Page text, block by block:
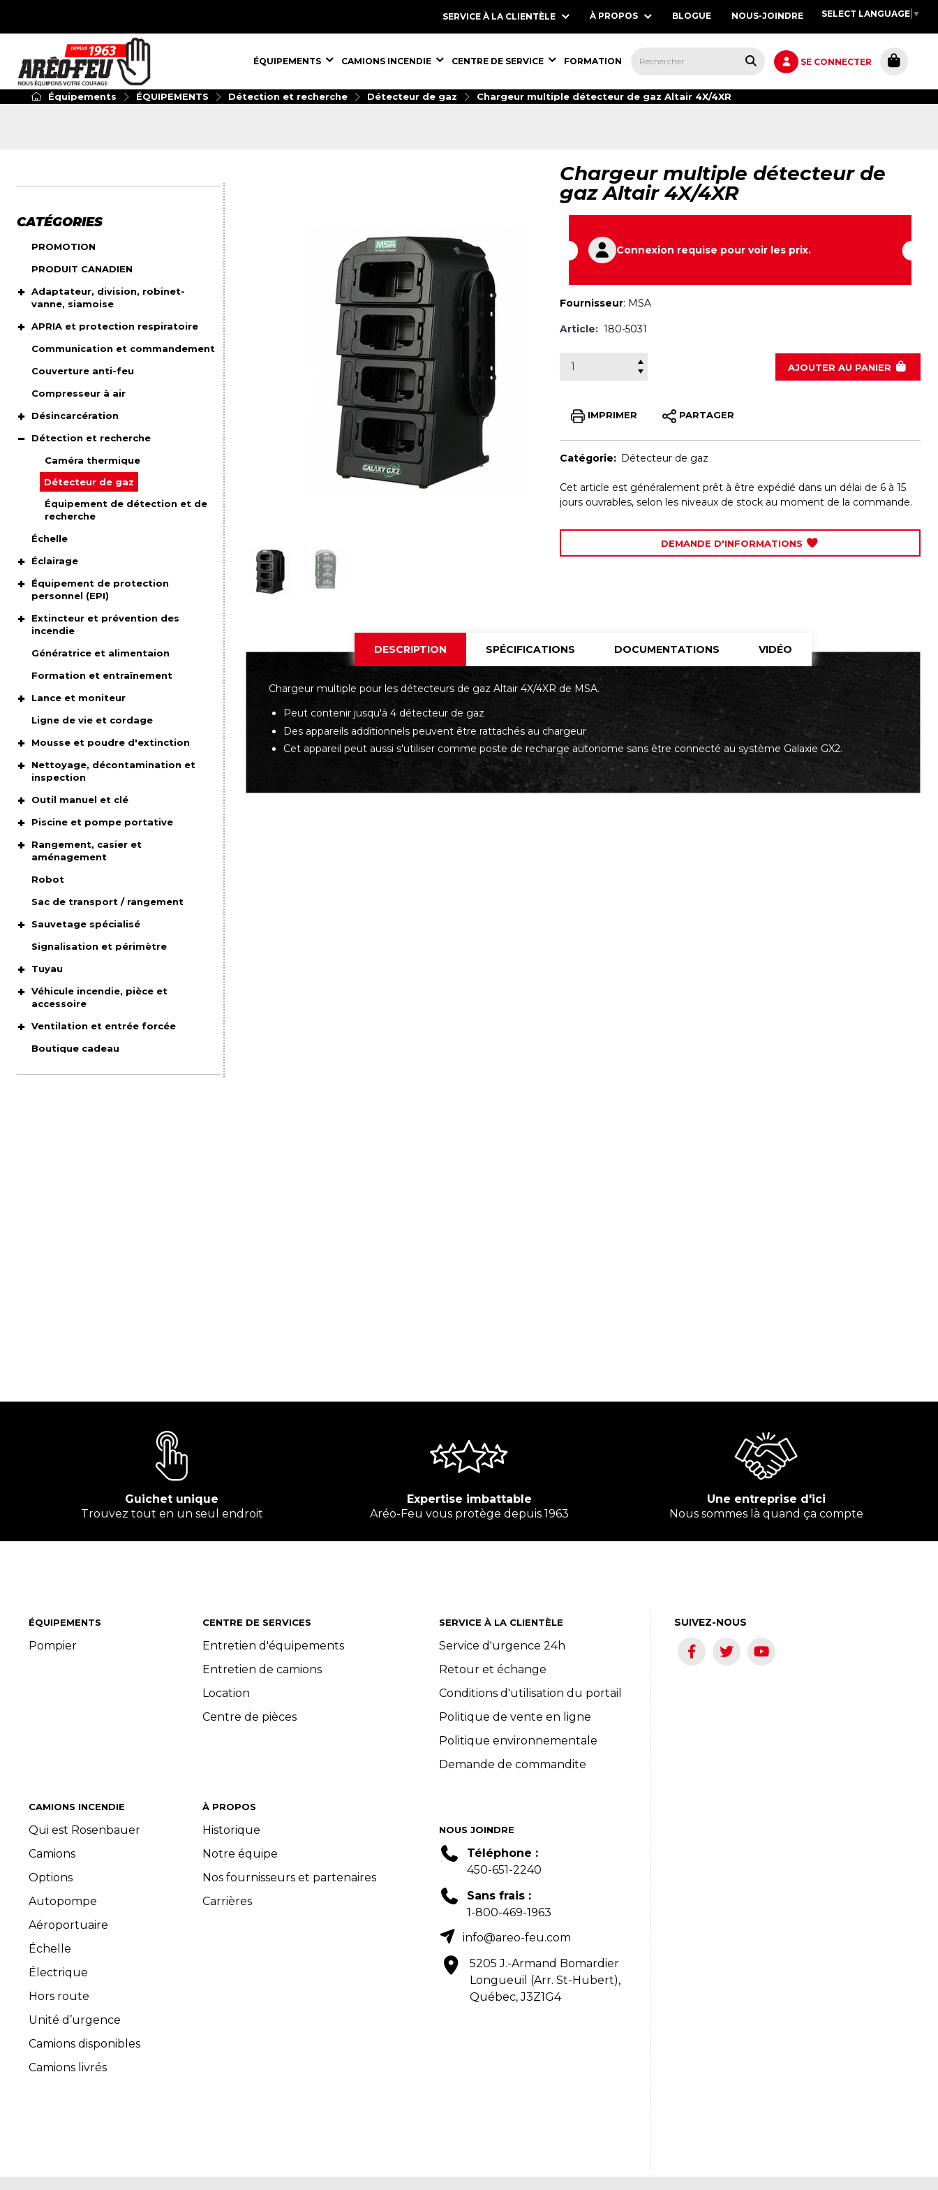
SERVICE À LA CLIENTÈLE À PROPOS BLOGUE NOUS-JOINDRE SELECT LANGUAGE ▼
SE CONNECTER
ÉQUIPEMENTS,
ÉQUIPEMENTS ÉQUIPEMENTS,
CAMIONS INCENDIE ÉQUIPEMENTS,
CENTRE DE SERVICE ÉQUIPEMENTS,
FORMATION
Équipements ÉQUIPEMENTS Détection et recherche Détecteur de gaz Chargeur multiple détecteur de gaz Altair 4X/4XR
CATÉGORIES
PROMOTION
PRODUIT CANADIEN
Adaptateur, division, robinet-
vanne, siamoise
APRIA et protection respiratoire
Communication et commandement
Couverture anti-feu
Compresseur à air
Désincarcération
Détection et recherche
Caméra thermique
Détecteur de gaz
Équipement de détection et de
recherche
Échelle
Éclairage
Équipement de protection
personnel (EPI)
Extincteur et prévention des
incendie
Génératrice et alimentaion
Formation et entraînement
Lance et moniteur
Ligne de vie et cordage
Mousse et poudre d'extinction
Nettoyage, décontamination et
inspection
Outil manuel et clé
Piscine et pompe portative
Rangement, casier et
aménagement
Robot
Sac de transport / rangement
Sauvetage spécialisé
Signalisation et périmètre
Tuyau
Véhicule incendie, pièce et
accessoire
Ventilation et entrée forcée
Boutique cadeau
Chargeur multiple détecteur de
gaz Altair 4X/4XR
Connexion requise pour voir les prix.
Fournisseur: MSA
Article: 180-5031
AJOUTER180-5031
AU PANIER
IMPRIMER PARTAGER
Catégorie: Détecteur de gaz
Cet article est généralement prêt à être expédié dans un délai de 6 à 15
jours ouvrables, selon les niveaux de stock au moment de la commande.
DEMANDE D'INFORMATIONS
DESCRIPTION SPÉCIFICATIONS DOCUMENTATIONS VIDÉO
Chargeur multiple pour les détecteurs de gaz Altair 4X/4XR de MSA.
Peut contenir jusqu'à 4 détecteur de gaz
Des appareils additionnels peuvent être rattachés au chargeur
Cet appareil peut aussi s'utiliser comme poste de recharge autonome sans être connecté au système Galaxie GX2.
Guichet unique
Trouvez tout en un seul endroit
Expertise imbattable
Aréo-Feu vous protège depuis 1963
Une entreprise d'ici
Nous sommes là quand ça compte
ÉQUIPEMENTS
Pompier
CAMIONS INCENDIE
Qui est Rosenbauer
Camions
Options
Autopompe
Aéroportuaire
Échelle
Électrique
Hors route
Unité d’urgence
Camions disponibles
Camions livrés
CENTRE DE SERVICES
Entretien d'équipements
Entretien de camions
Location
Centre de pièces
À PROPOS
Historique
Notre équipe
Nos fournisseurs et partenaires
Carrières
SERVICE À LA CLIENTÈLE
Service d'urgence 24h
Retour et échange
Conditions d'utilisation du portail
Politique de vente en ligne
Politique environnementale
Demande de commandite
NOUS JOINDRE
Téléphone :
450-651-2240
Sans frais :
1-800-469-1963
info@areo-feu.com
5205 J.-Armand Bomardier
Longueuil (Arr. St-Hubert),
Québec, J3Z1G4
SUIVEZ-NOUS